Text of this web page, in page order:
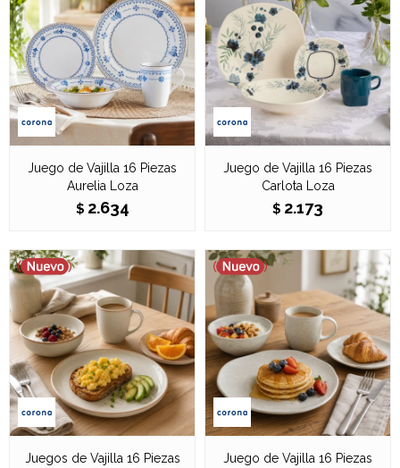
Juego de Vajilla 16 Piezas
Aurelia Loza
$ 2.634
Juego de Vajilla 16 Piezas
Carlota Loza
$ 2.173
Juegos de Vajilla 16 Piezas
Juego de Vajilla 16 Piezas